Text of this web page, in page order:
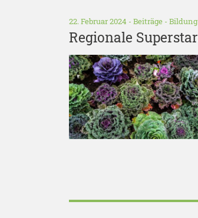
22. Februar 2024 - Beiträge - Bildung
Regionale